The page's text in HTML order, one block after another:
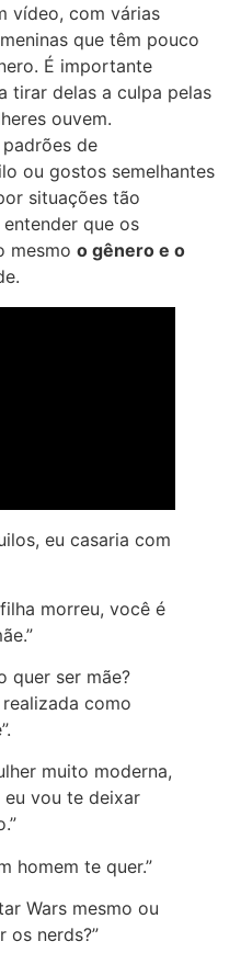
vídeo, com várias
que têm pouco
É importante
tirar delas a culpa pelas
ouvem.
de
ou gostos semelhantes
situações tão
que os
mesmo o gênero e o
eu casaria com
morreu, você é
quer ser mãe?
como
muito moderna,
eu vou te deixar
homem te quer.”
Wars mesmo ou
os nerds?”